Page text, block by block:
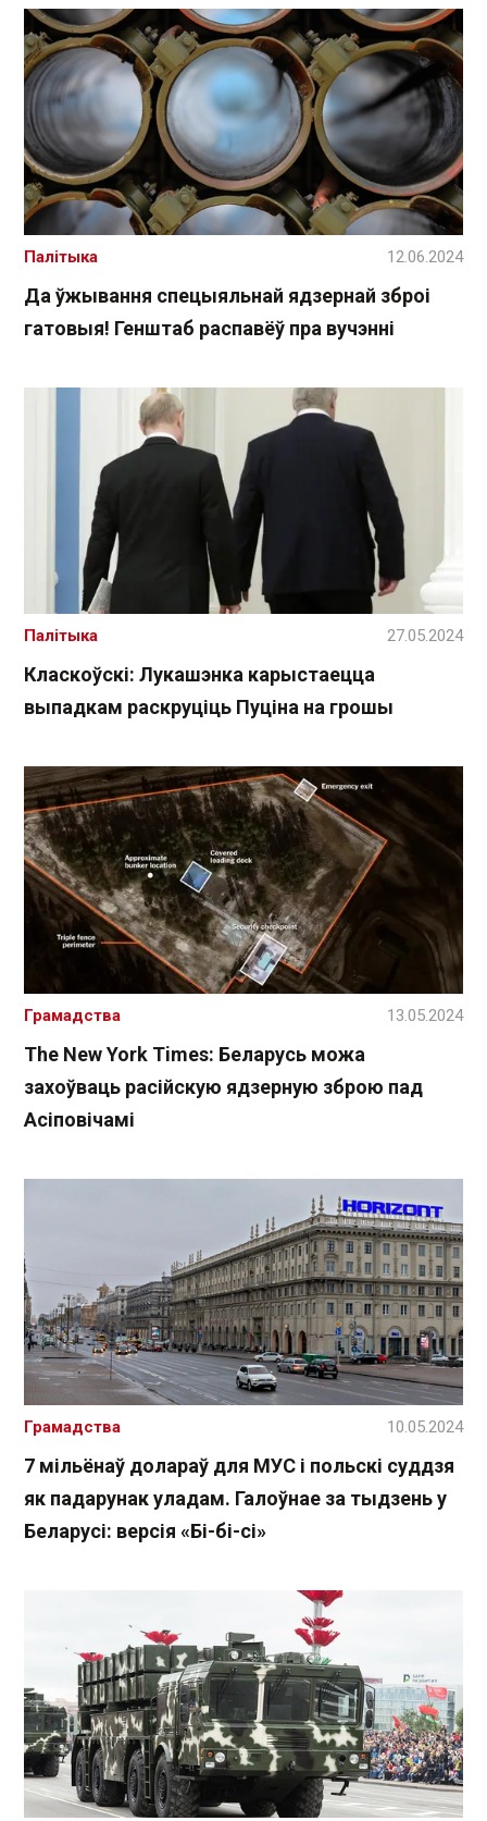
Да ўжывання спецыяльнай ядзернай зброі
гатовыя! Генштаб распавёў пра вучэнні
Палітыка 12.06.2024
Класкоўскі: Лукашэнка карыстаецца
выпадкам раскруціць Пуціна на грошы
Палітыка 27.05.2024
The New York Times: Беларусь можа
захоўваць расійскую ядзерную зброю пад
Асіповічамі
Грамадства 13.05.2024
7 мільёнаў долараў для МУС і польскі суддзя
як падарунак уладам. Галоўнае за тыдзень у
Беларусі: версія «Бі-бі-сі»
Грамадства 10.05.2024